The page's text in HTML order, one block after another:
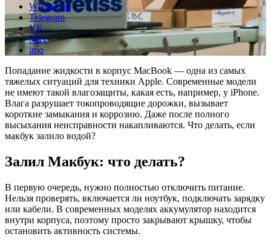
WhatsApp
Telegram
VK
Max
imo
Попадание жидкости в корпус MacBook — одна из самых
тяжелых ситуаций для техники Apple. Современные модели
не имеют такой влагозащиты, какая есть, например, у iPhone.
Влага разрушает токопроводящие дорожки, вызывает
короткие замыкания и коррозию. Даже после полного
высыхания неисправности накапливаются. Что делать, если
макбук залило водой?
Залил Макбук: что делать?
В первую очередь, нужно полностью отключить питание.
Нельзя проверять, включается ли ноутбук, подключать зарядку
или кабели. В современных моделях аккумулятор находится
внутри корпуса, поэтому просто закрывают крышку, чтобы
остановить активность системы.